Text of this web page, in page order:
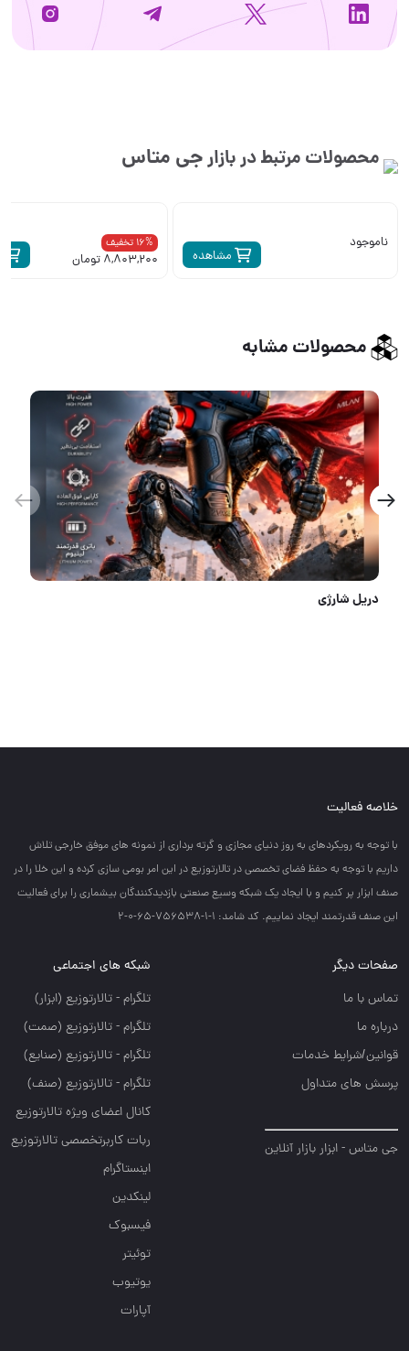
محصولات مرتبط در بازارجی متاس
مشاهده
ناموجود 16% تخفیف
8,803,200 تومان
محصولات مشابه
دریل شارژی
خلاصه فعالیت
با توجه به رويكردهاي به روز دنياي مجازي و گرته برداري از نمونه هاي موفق خارجي تلاش
داريم با توجه به حفظ فضاي تخصصي در تالارتوزيع در اين امر بومي سازي كرده و اين خلا را در
صنف ابزار پر كنيم و با ايجاد يك شبكه وسيع صنعتي بازديدكنندگان بيشماري را براي فعاليت
اين صنف قدرتمند ايجاد نماييم. کد شامد: 1-1-756538-65-0-2
صفحات دیگر
تماس با ما
درباره ما
قوانین/شرایط خدمات
پرسش های متداول
جی متاس - ابزار بازار آنلاین
شبکه های اجتماعی
تلگرام - تالارتوزيع (ابزار)
تلگرام - تالارتوزيع (صمت)
تلگرام - تالارتوزيع (صنايع)
تلگرام - تالارتوزیع (صنف)
کانال اعضای ویژه تالارتوزیع
ربات کاربرتخصصی تالارتوزیع
اینستاگرام
لینکدین
فیسبوک
توئیتر
یوتیوب
آپارات